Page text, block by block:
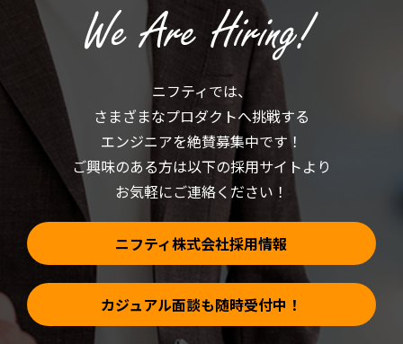
し
い
ウ
ィ
開
き
す)
い
ウ
ィ
ン
ま
す)
ニフティでは、
さまざまなプロダクトへ挑戦する
エンジニアを絶賛募集中です！
ご興味のある方は以下の採用サイトより
お気軽にご連絡ください！
ニフティ株式会社採用情報
カジュアル面談も随時受付中！